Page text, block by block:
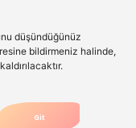
düşündüğünüz
bildirmeniz halinde,